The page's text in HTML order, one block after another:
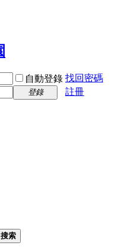
自動登錄 找回密碼
登錄
註冊
搜索